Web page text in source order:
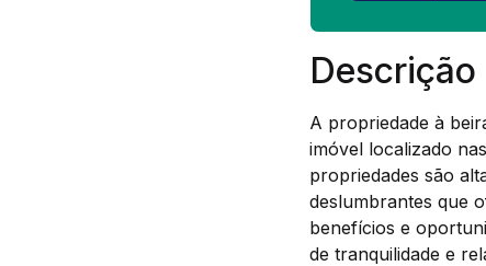
Descrição
A propriedade à
imóvel localizado
propriedades são
deslumbrantes que
benefícios e
de tranquilidade e